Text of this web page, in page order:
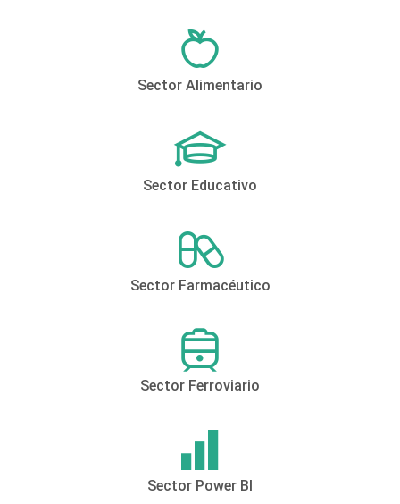
Sector Alimentario
Sector Educativo
Sector Farmacéutico
Sector Ferroviario
Sector Power BI